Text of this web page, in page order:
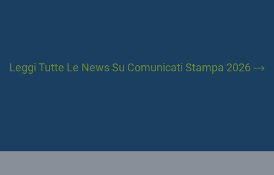
Leggi Tutte Le News Su Comunicati Stampa 2026